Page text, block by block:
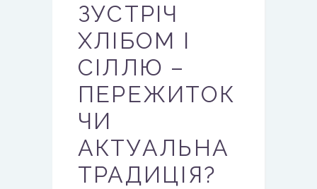
ЗУСТРІЧ
ХЛІБОМ І
СІЛЛЮ –
ПЕРЕЖИТОК
ЧИ
АКТУАЛЬНА
ТРАДИЦІЯ?